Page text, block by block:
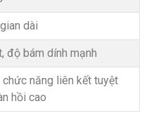
dài
độ bám dính mạnh
năng liên kết tuyệt
hồi cao